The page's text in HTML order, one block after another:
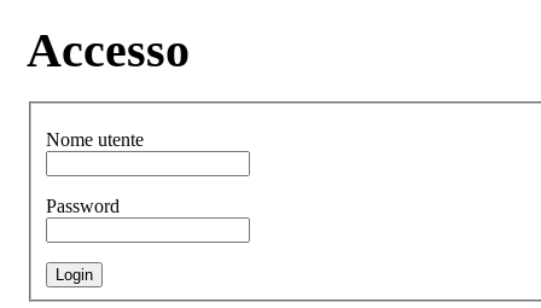
Accesso
Nome utente
Password